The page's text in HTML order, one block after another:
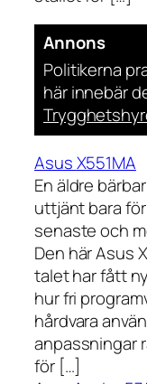
Annons
Politikerna
här innebär
Asus X551MA
En äldre
uttjänt bara
senaste och
Den här Asus
talet har fått
hur fri
hårdvara
anpassningar
för […]